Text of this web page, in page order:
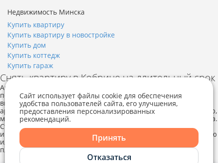
Telegram
Недвижимость Минска
Купить квартиру
Купить квартиру в новостройке
Купить дом
Купить коттедж
Купить гараж
Снять квартиру в Кобрине на длительный срок
Аренда квартиры в Кобрине сможет удовлетворить каждого
потенциального клиента, нуждающегося в качественном и
вместе с тем, доступном жилье. Предоставляется квартира в
аренду на длительный срок, без посредников, на сутки, неделю,
месяц, все зависит от индивидуального пожелания арендатора.
Стоимость варьируется в прямой зависимости от того, в каком
именно районе можно в текущий момент снять однокомнатную
или двухкомнатную квартиру в Кобрине, а также специфики
планировки арендуемого жилья.
Сайт использует файлы cookie для обеспечения
удобства пользователей сайта, его улучшения,
предоставления персонализированных
рекомендаций.
Принять
Отказаться